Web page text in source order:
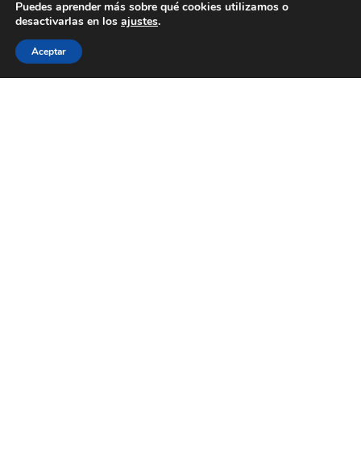
Puedes aprender más sobre qué cookies utilizamos o
desactivarlas en los ajustes.
Aceptar